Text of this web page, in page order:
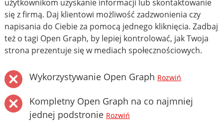
użytkownikom uzyskanie informacji lub skontaktowanie
się z firmą. Daj klientowi możliwość zadzwonienia czy
napisania do Ciebie za pomocą jednego kliknięcia. Zadbaj
też o tagi Open Graph, by lepiej kontrolować, jak Twoja
strona prezentuje się w mediach społecznościowych.
Wykorzystywanie Open Graph Rozwiń
Kompletny Open Graph na co najmniej
jednej podstronie Rozwiń